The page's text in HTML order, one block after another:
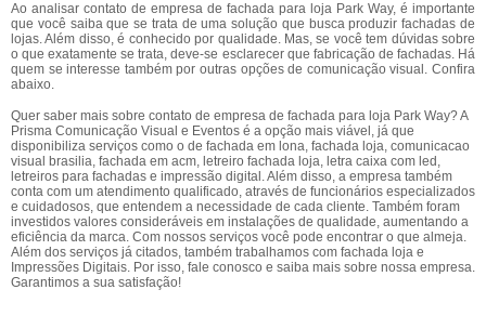
Ao analisar contato de empresa de fachada para loja Park Way, é importante
que você saiba que se trata de uma solução que busca produzir fachadas de
lojas. Além disso, é conhecido por qualidade. Mas, se você tem dúvidas sobre
o que exatamente se trata, deve-se esclarecer que fabricação de fachadas. Há
quem se interesse também por outras opções de comunicação visual. Confira
abaixo.
Quer saber mais sobre contato de empresa de fachada para loja Park Way? A
Prisma Comunicação Visual e Eventos é a opção mais viável, já que
disponibiliza serviços como o de fachada em lona, fachada loja, comunicacao
visual brasilia, fachada em acm, letreiro fachada loja, letra caixa com led,
letreiros para fachadas e impressão digital. Além disso, a empresa também
conta com um atendimento qualificado, através de funcionários especializados
e cuidadosos, que entendem a necessidade de cada cliente. Também foram
investidos valores consideráveis em instalações de qualidade, aumentando a
eficiência da marca. Com nossos serviços você pode encontrar o que almeja.
Além dos serviços já citados, também trabalhamos com fachada loja e
Impressões Digitais. Por isso, fale conosco e saiba mais sobre nossa empresa.
Garantimos a sua satisfação!